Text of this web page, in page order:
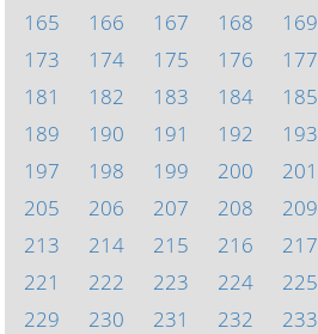
165
166 167 168 169
173
174 175 176 177
181
182 183 184 185
189
190 191 192 193
197
198 199 200 201
205
206 207 208 209
213
214 215 216 217
221
222 223 224 225
229
230 231 232 233